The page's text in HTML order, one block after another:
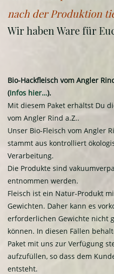
nach der Produktion
Wir haben Ware für
Bio-Hackfleisch vom Angler
(Infos hier…).
Mit diesem Paket erhältst Du
vom Angler Rind a.Z..
Unser Bio-Fleisch vom Angler
stammt aus kontrolliert
Verarbeitung.
Die Produkte sind
entnommen werden.
Fleisch ist ein Natur-Produkt
Gewichten. Daher kann es
erforderlichen Gewichte nicht
können. In diesen Fällen
Paket mit uns zur Verfügung
aufzufüllen, so dass dem
entsteht.